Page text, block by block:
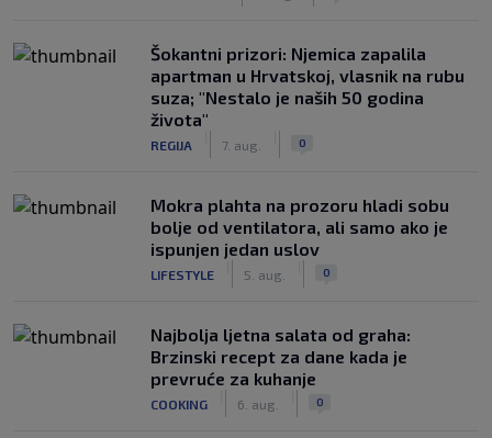
Šokantni prizori: Njemica zapalila
apartman u Hrvatskoj, vlasnik na rubu
suza; "Nestalo je naših 50 godina
života"
REGIJA 7. aug. 0
Mokra plahta na prozoru hladi sobu
bolje od ventilatora, ali samo ako je
ispunjen jedan uslov
LIFESTYLE 5. aug. 0
Najbolja ljetna salata od graha:
Brzinski recept za dane kada je
prevruće za kuhanje
COOKING 6. aug. 0